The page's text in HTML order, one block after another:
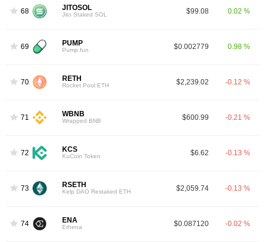
68 JITOSOL
Jito Staked SOL $99.08 0.02 %
69 PUMP
Pump.fun $0.002779 0.98 %
70 RETH
Rocket Pool ETH $2,239.02 -0.12 %
71 WBNB
Wrapped BNB $600.99 -0.21 %
72 KCS
KuCoin Token $6.62 -0.13 %
73 RSETH
Kelp DAO Restaked ETH $2,059.74 -0.13 %
74 ENA
Ethena $0.087120 -0.02 %